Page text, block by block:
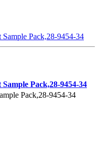
Pack,28-9454-34
Pack,28-9454-34